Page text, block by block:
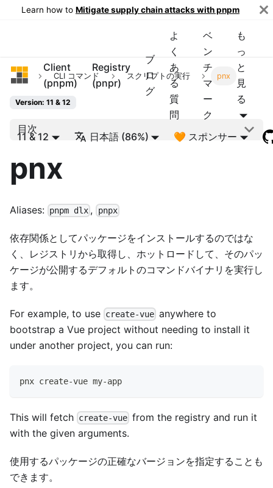
Learn how to Mitigate supply chain attacks with pnpm
pnpm
Client
(pnpm)
Registry
(pnpr)
ブ
ロ
グ
よ
く
あ
る
質
問
ベ
ン
チ
マ
ー
ク
も
っ
と
見
る
11 & 12 日本語 (86%) 🧡 スポンサー
CLI コマンド スクリプトの実行 pnx
Version: 11 & 12
目次
pnx
Aliases: pnpm dlx , pnpx
依存関係としてパッケージをインストールするのではな
く、レジストリから取得し、ホットロードして、そのパッ
ケージが公開するデフォルトのコマンドバイナリを実行し
ます。
For example, to use create-vue anywhere to
bootstrap a Vue project without needing to install it
under another project, you can run:
pnx create-vue my-app
This will fetch create-vue from the registry and run it
with the given arguments.
使用するパッケージの正確なバージョンを指定することも
できます。